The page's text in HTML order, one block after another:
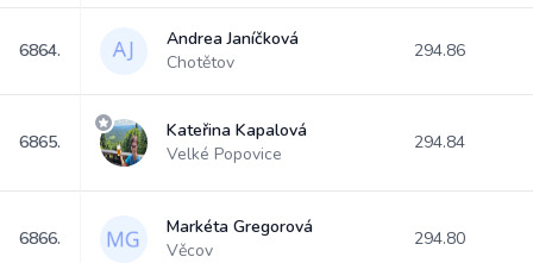
6864.
Andrea Janíčková
Chotětov
294.86
6865.
Kateřina Kapalová
Velké Popovice
294.84
6866.
Markéta Gregorová
Věcov
294.80